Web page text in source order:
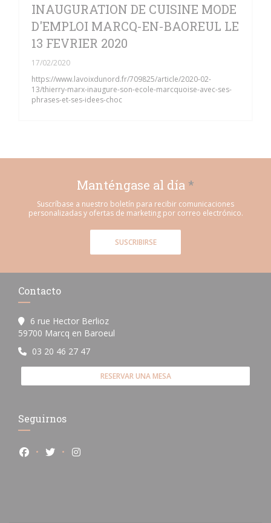
INAUGURATION DE CUISINE MODE
D'EMPLOI MARCQ-EN-BAOREUL LE
13 FEVRIER 2020
17/02/2020
https://www.lavoixdunord.fr/709825/article/2020-02-
13/thierry-marx-inaugure-son-ecole-marcquoise-avec-ses-
phrases-et-ses-idees-choc
Manténgase al día *
Suscríbase a nuestro boletín para recibir comunicaciones
personalizadas y ofertas de marketing por correo electrónico.
SUSCRIBIRSE
Contacto
6 rue Hector Berlioz
59700 Marcq en Baroeul
03 20 46 27 47
RESERVAR UNA MESA
Seguirnos
Facebook ((abre en una nueva ventana))
Twitter ((abre en una nueva ventana))
Instagram ((abre en una nueva ventana))